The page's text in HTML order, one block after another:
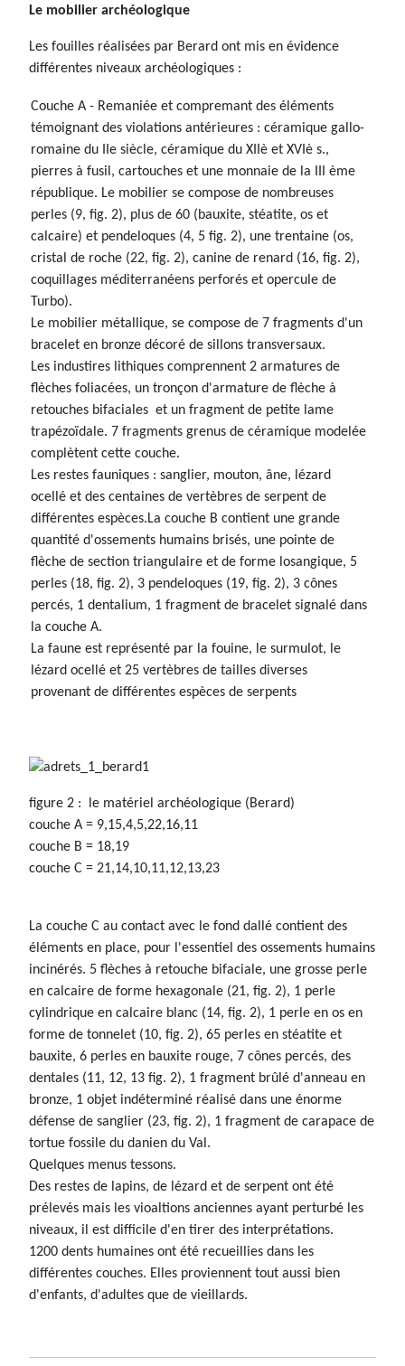
Le mobilier archéologique
Les fouilles réalisées par Berard ont mis en évidence
différentes niveaux archéologiques :
Couche A - Remaniée et compremant des éléments
témoignant des violations antérieures : céramique gallo-
romaine du IIe siècle, céramique du XIIè et XVIè s.,
pierres à fusil, cartouches et une monnaie de la III ème
république. Le mobilier se compose de nombreuses
perles (9, fig. 2), plus de 60 (bauxite, stéatite, os et
calcaire) et pendeloques (4, 5 fig. 2), une trentaine (os,
cristal de roche (22, fig. 2), canine de renard (16, fig. 2),
coquillages méditerranéens perforés et opercule de
Turbo).
Le mobilier métallique, se compose de 7 fragments d'un
bracelet en bronze décoré de sillons transversaux.
Les industires lithiques comprennent 2 armatures de
flèches foliacées, un tronçon d'armature de flèche à
retouches bifaciales et un fragment de petite lame
trapézoïdale. 7 fragments grenus de céramique modelée
complètent cette couche.
Les restes fauniques : sanglier, mouton, âne, lézard
ocellé et des centaines de vertèbres de serpent de
différentes espèces.La couche B contient une grande
quantité d'ossements humains brisés, une pointe de
flèche de section triangulaire et de forme losangique, 5
perles (18, fig. 2), 3 pendeloques (19, fig. 2), 3 cônes
percés, 1 dentalium, 1 fragment de bracelet signalé dans
la couche A.
La faune est représenté par la fouine, le surmulot, le
lézard ocellé et 25 vertèbres de tailles diverses
provenant de différentes espèces de serpents
figure 2 : le matériel archéologique (Berard)
couche A = 9,15,4,5,22,16,11
couche B = 18,19
couche C = 21,14,10,11,12,13,23
La couche C au contact avec le fond dallé contient des
éléments en place, pour l'essentiel des ossements humains
incinérés. 5 flèches à retouche bifaciale, une grosse perle
en calcaire de forme hexagonale (21, fig. 2), 1 perle
cylindrique en calcaire blanc (14, fig. 2), 1 perle en os en
forme de tonnelet (10, fig. 2), 65 perles en stéatite et
bauxite, 6 perles en bauxite rouge, 7 cônes percés, des
dentales (11, 12, 13 fig. 2), 1 fragment brûlé d'anneau en
bronze, 1 objet indéterminé réalisé dans une énorme
défense de sanglier (23, fig. 2), 1 fragment de carapace de
tortue fossile du danien du Val.
Quelques menus tessons.
Des restes de lapins, de lézard et de serpent ont été
prélevés mais les vioaltions anciennes ayant perturbé les
niveaux, il est difficile d'en tirer des interprétations.
1200 dents humaines ont été recueillies dans les
différentes couches. Elles proviennent tout aussi bien
d'enfants, d'adultes que de vieillards.